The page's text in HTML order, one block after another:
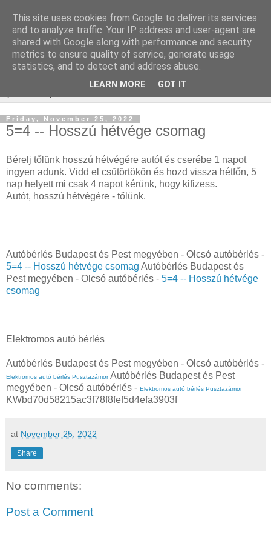
Keresőoptimalizálás :
gépjármű felmérés
Friday, November 25, 2022
5=4 -- Hosszú hétvége csomag
Bérelj tőlünk hosszú hétvégére autót és cserébe 1 napot
ingyen adunk. Vidd el csütörtökön és hozd vissza hétfőn, 5
nap helyett mi csak 4 napot kérünk, hogy kifizess.
Autót, hosszú hétvégére - tőlünk.
Autóbérlés Budapest és Pest megyében - Olcsó autóbérlés -
5=4 -- Hosszú hétvége csomag Autóbérlés Budapest és
Pest megyében - Olcsó autóbérlés - 5=4 -- Hosszú hétvége
csomag
Elektromos autó bérlés
Autóbérlés Budapest és Pest megyében - Olcsó autóbérlés -
Elektromos autó bérlés PusztazámorAutóbérlés Budapest és Pest
megyében - Olcsó autóbérlés - Elektromos autó bérlés Pusztazámor
KWbd70d58215ac3f78f8fef5d4efa3903f
at November 25, 2022
Share
No comments:
Post a Comment
This site uses cookies from Google to deliver its services
and to analyze traffic. Your IP address and user-agent are
shared with Google along with performance and security
metrics to ensure quality of service, generate usage
statistics, and to detect and address abuse.
LEARN MORE GOT IT